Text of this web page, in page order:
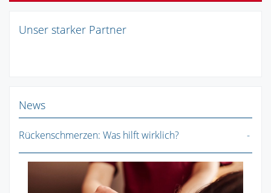
Unser starker Partner
News
Rückenschmerzen: Was hilft wirklich?